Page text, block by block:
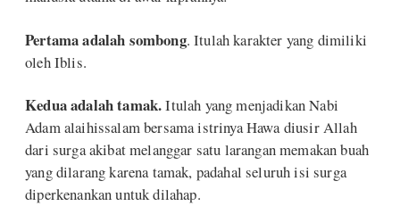
Pertama adalah sombong. Itulah karakter yang dimiliki
oleh Iblis.
Kedua adalah tamak.Itulah yang menjadikan Nabi
Adam alaihissalam bersama istrinya Hawa diusir Allah
dari surga akibat melanggar satu larangan memakan buah
yang dilarang karena tamak, padahal seluruh isi surga
diperkenankan untuk dilahap.